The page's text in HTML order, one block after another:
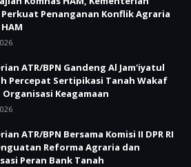
Perkuat Penanganan Konflik Agraria
ATR/BPN Gandeng Al Jam'iyatul
Percepat Sertipikasi Tanah Wakaf
Keagamaan
ATR/BPN Bersama Komisi II DPR RI
Reforma Agraria dan
Peran Bank Tanah